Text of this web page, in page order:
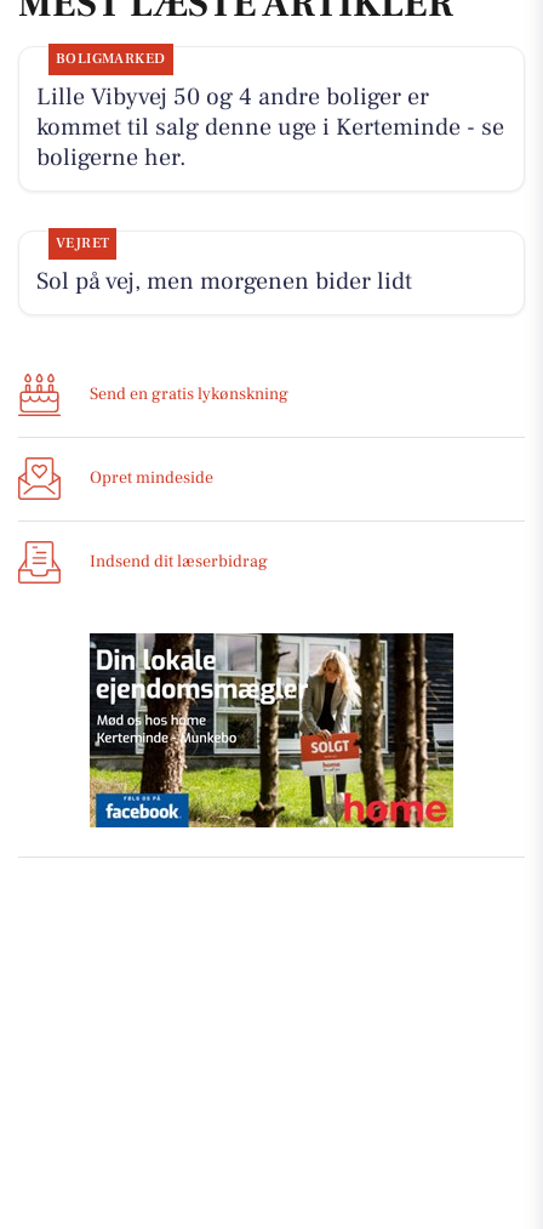
BOLIGMARKED
Lille Vibyvej 50 og 4 andre boliger er
kommet til salg denne uge i Kerteminde - se
boligerne her.
VEJRET
Sol på vej, men morgenen bider lidt
Send en gratis lykønskning
Opret mindeside
Indsend dit læserbidrag